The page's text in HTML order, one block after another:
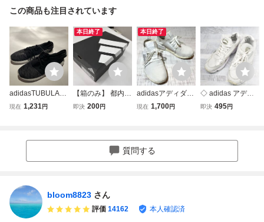
この商品も注目されています
adidasTUBULAR
VRL W/BB2064サ
現在 1,231円
本日終了
【箱のみ】 都内
手渡しOK adidas
KI6900 アディダ
即決 200円
本日終了
adidasアディダス
スニーカー
現在 1,700円
◇ adidas アディ
ダス FALCON フ
即決 495円
質問する
bloom8823 さん
評価 14162 本人確認済